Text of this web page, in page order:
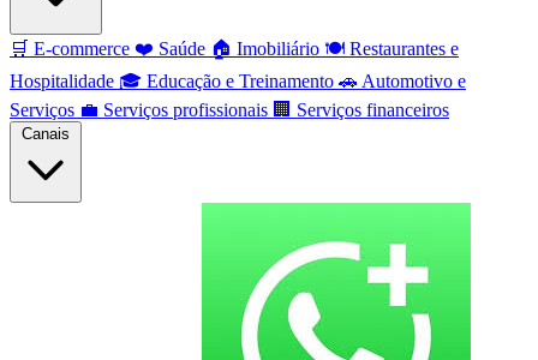
🛒 E-commerce ❤️ Saúde 🏠 Imobiliário 🍽️ Restaurantes e
Hospitalidade 🎓 Educação e Treinamento 🚗 Automotivo e
Serviços 💼 Serviços profissionais 🏢 Serviços financeiros